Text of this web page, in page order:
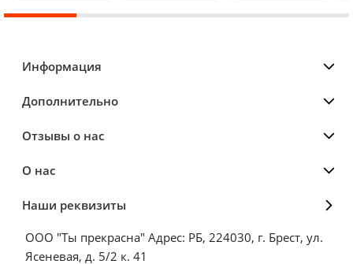
Информация
Дополнительно
Отзывы о нас
О нас
Наши реквизиты
ООО "Ты прекрасна" Адрес: РБ, 224030, г. Брест, ул.
Ясеневая, д. 5/2 к. 41